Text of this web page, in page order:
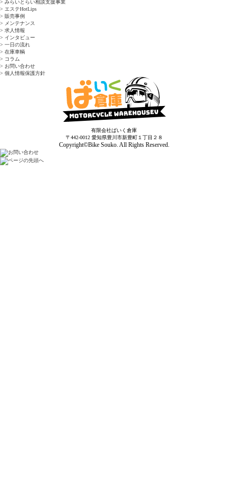
> みらいとらい相談支援事業
> エステHotLips
> 販売事例
> メンテナンス
> 求人情報
> インタビュー
> 一日の流れ
> 在庫車輌
> コラム
> お問い合わせ
> 個人情報保護方針
有限会社ばいく倉庫
〒442-0012 愛知県豊川市新豊町１丁目２８
Copyright©Bike Souko. All Rights Reserved.